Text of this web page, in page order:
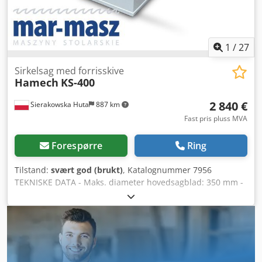
(Prisene kan endres ved større svingninger)
1 /27
Sierakowska Huta 887 km
Sirkelsag med forrisskive
Hamech KS-400
2 840 €
Fast pris pluss MVA
Forespørre Ring
Tilstand: svært god (brukt), Katalognummer 7956
TEKNISKE DATA - Maks. diameter hovedsagblad: 350 mm -
Sagbladets senterhull: 30 mm - Maks. skjærehøyde: 90 mm
- Hovedsagblad justerbart opp/ned og i vinkel
Dcsdeztanrspfx Apiek - Sagbladbeskyttelse - Med sidevogn
- Skjærelengde på vogn: 1300 mm - Skjærebredde ved
anlegg: 1340 mm - Hovedmotor: 4 kW - Bordstørrelse:
1100x1030 mm - Bordstørrelse med utvidelse og